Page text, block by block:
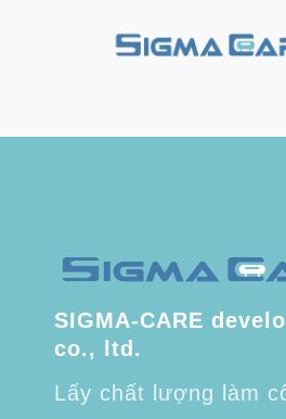
SIGMA-CARE
co., ltd.
Lấy chất lượng làm